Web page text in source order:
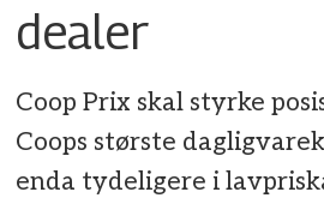
dealer
Coop Prix skal styrke
Coops største
enda tydeligere i